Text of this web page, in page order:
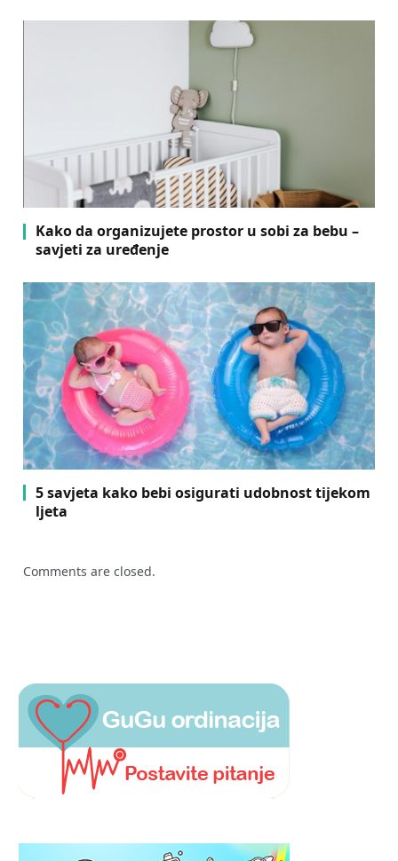
Kako da organizujete prostor u sobi za bebu –
savjeti za uređenje
5 savjeta kako bebi osigurati udobnost tijekom
ljeta
Comments are closed.